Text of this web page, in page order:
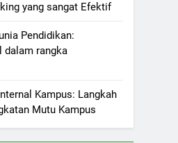
yang sangat Efektif
Pendidikan:
dalam rangka
Kampus: Langkah
Mutu Kampus